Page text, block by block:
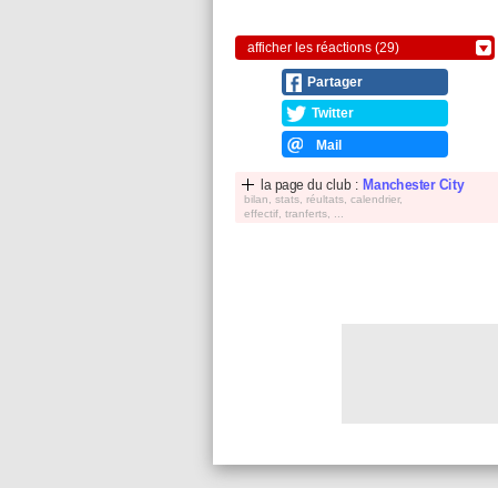
afficher les réactions (29)
Partager
Twitter
Mail
la page du club : Manchester City
bilan, stats, réultats, calendrier,
effectif, tranferts, ...